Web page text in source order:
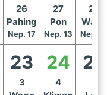
26
Pahing
Nep. 17
27
Pon
Nep. 13
28
Wage
Nep.
23
3
24
4
25